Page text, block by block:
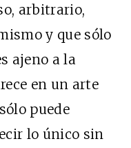
arbitrario,
y que sólo
ajeno a la
en un arte
puede
lo único sin